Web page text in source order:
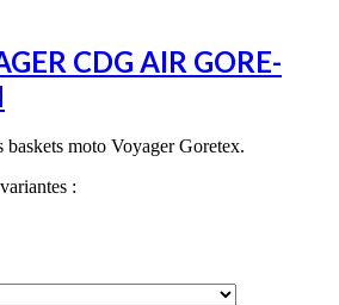
CDG AIR GORE-
baskets moto Voyager Goretex.
: